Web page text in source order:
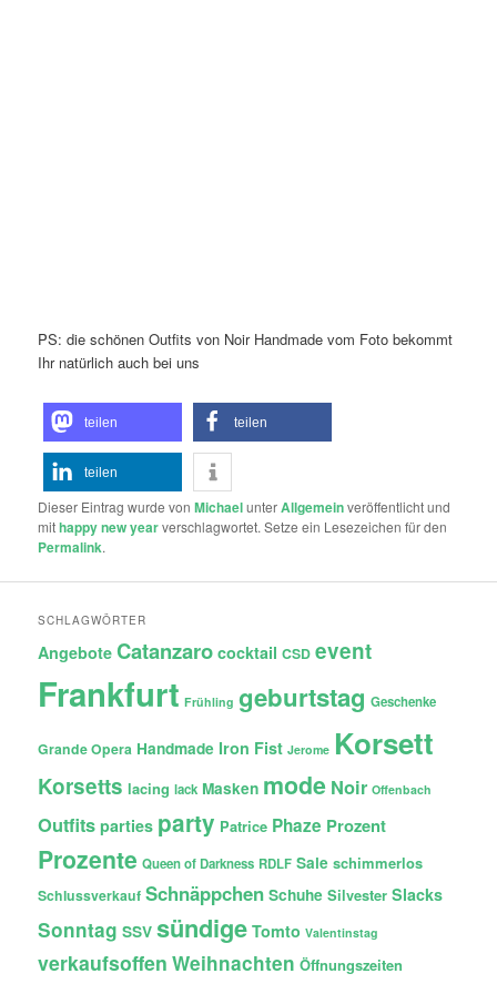
PS: die schönen Outfits von Noir Handmade vom Foto bekommt
Ihr natürlich auch bei uns
teilen teilen
teilen
Dieser Eintrag wurde vonMichaelunterAllgemeinveröffentlicht und
mithappy new yearverschlagwortet. Setze ein Lesezeichen für den
Permalink.
SCHLAGWÖRTER
Angebote Catanzaro cocktail CSD event
Frankfurt Frühling geburtstag Geschenke
Grande Opera Handmade Iron Fist Jerome Korsett
Korsetts lacing lack Masken mode Noir Offenbach
Outfits parties party Patrice Phaze Prozent
Prozente Queen of Darkness RDLF Sale schimmerlos
Schlussverkauf Schnäppchen Schuhe Silvester Slacks
Sonntag SSV sündige Tomto Valentinstag
verkaufsoffen Weihnachten Öffnungszeiten